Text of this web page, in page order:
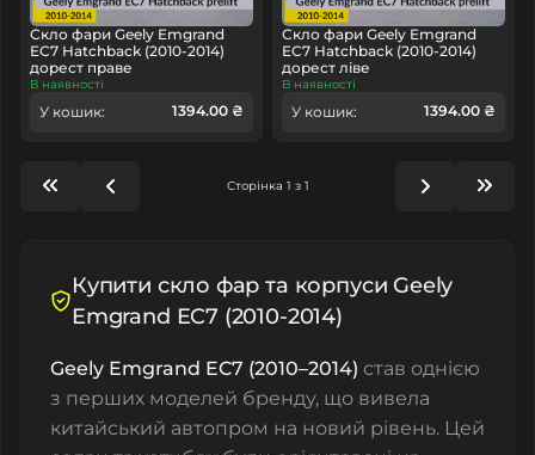
Скло фари Geely Emgrand
EC7 Hatchback (2010-2014)
дорест праве
В наявності
У кошик: 1394.00 ₴
Скло фари Geely Emgrand
EC7 Hatchback (2010-2014)
дорест ліве
В наявності
У кошик: 1394.00 ₴
Сторінка 1 з 1
Купити скло фар та корпуси Geely
Emgrand EC7 (2010-2014)
Geely Emgrand EC7 (2010–2014) став однією
з перших моделей бренду, що вивела
китайський автопром на новий рівень. Цей